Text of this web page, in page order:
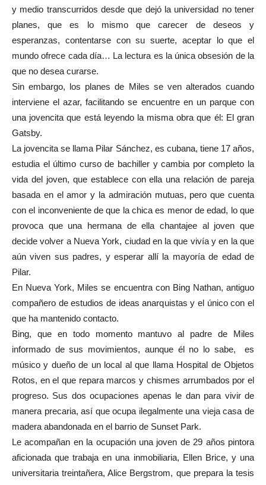
y medio transcurridos desde que dejó la universidad no tener
planes, que es lo mismo que carecer de deseos y
esperanzas, contentarse con su suerte, aceptar lo que el
mundo ofrece cada día… La lectura es la única obsesión de la
que no desea curarse.
Sin embargo, los planes de Miles se ven alterados cuando
interviene el azar, facilitando se encuentre en un parque con
una jovencita que está leyendo la misma obra que él: El gran
Gatsby.
La jovencita se llama Pilar Sánchez, es cubana, tiene 17 años,
estudia el último curso de bachiller y cambia por completo la
vida del joven, que establece con ella una relación de pareja
basada en el amor y la admiración mutuas, pero que cuenta
con el inconveniente de que la chica es menor de edad, lo que
provoca que una hermana de ella chantajee al joven que
decide volver a Nueva York, ciudad en la que vivía y en la que
aún viven sus padres, y esperar allí la mayoría de edad de
Pilar.
En Nueva York, Miles se encuentra con Bing Nathan, antiguo
compañero de estudios de ideas anarquistas y el único con el
que ha mantenido contacto.
Bing, que en todo momento mantuvo al padre de Miles
informado de sus movimientos, aunque él no lo sabe, es
músico y dueño de un local al que llama Hospital de Objetos
Rotos, en el que repara marcos y chismes arrumbados por el
progreso. Sus dos ocupaciones apenas le dan para vivir de
manera precaria, así que ocupa ilegalmente una vieja casa de
madera abandonada en el barrio de Sunset Park.
Le acompañan en la ocupación una joven de 29 años pintora
aficionada que trabaja en una inmobiliaria, Ellen Brice, y una
universitaria treintañera, Alice Bergstrom, que prepara la tesis